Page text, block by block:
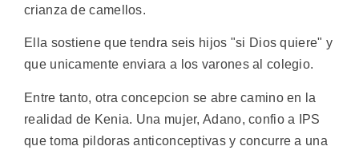
crianza de camellos.
Ella sostiene que tendra seis hijos "si Dios quiere" y
que unicamente enviara a los varones al colegio.
Entre tanto, otra concepcion se abre camino en la
realidad de Kenia. Una mujer, Adano, confio a IPS
que toma pildoras anticonceptivas y concurre a una